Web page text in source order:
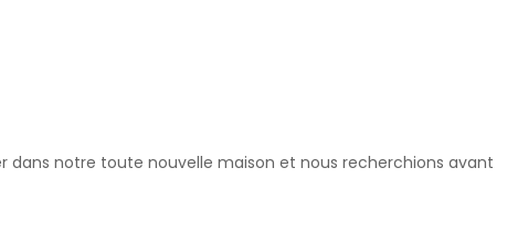
dans notre toute nouvelle maison et nous recherchions avant